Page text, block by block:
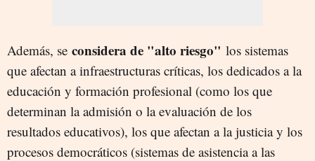
Además, se considera de "alto riesgo" los sistemas
que afectan a infraestructuras críticas, los dedicados a la
educación y formación profesional (como los que
determinan la admisión o la evaluación de los
resultados educativos), los que afectan a la justicia y los
procesos democráticos (sistemas de asistencia a las